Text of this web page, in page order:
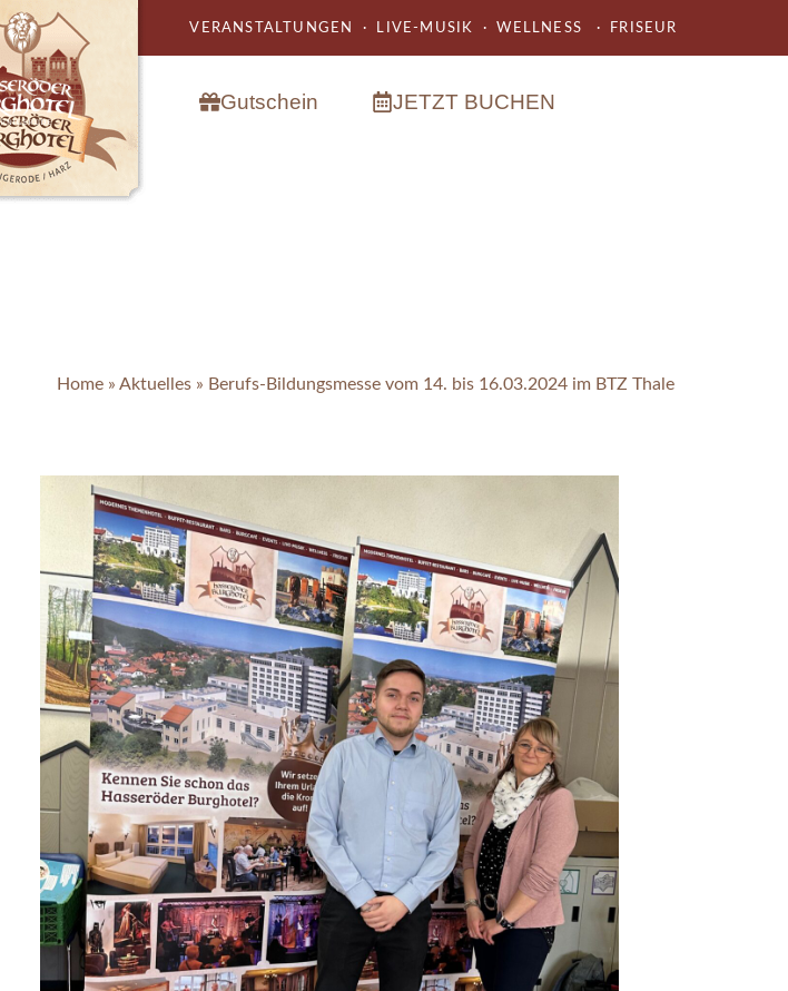
VERANSTALTUNGEN · LIVE-MUSIK · WELLNESS · FRISEUR
Gutschein JETZT BUCHEN
Home » Aktuelles » Berufs-Bildungsmesse vom 14. bis 16.03.2024 im BTZ Thale